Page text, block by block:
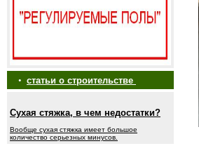
• статьи о строительстве
Сухая стяжка, в чем недостатки?
Вообще сухая стяжка имеет большое
количество серьезных минусов.